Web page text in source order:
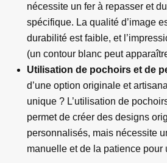
nécessite un fer à repasser et
spécifique. La qualité d’image
durabilité est faible, et
(un contour blanc peut
Utilisation de pochoirs et de
d’une option originale et
unique ? L’utilisation de
permet de créer des designs
personnalisés, mais nécessite
manuelle et de la patience pour